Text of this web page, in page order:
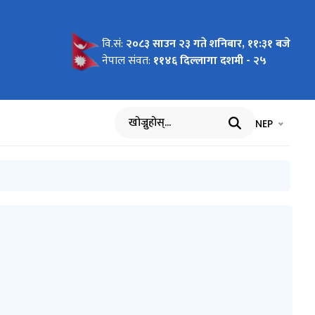
वि.सं: २०८३ साउन २३ गते शनिबार, ११:३१ बजे
नेपाल संवत: ११४६ दिल्लागा दशमी - २५
खोज्नुहोस् भाषा चयन
NEP